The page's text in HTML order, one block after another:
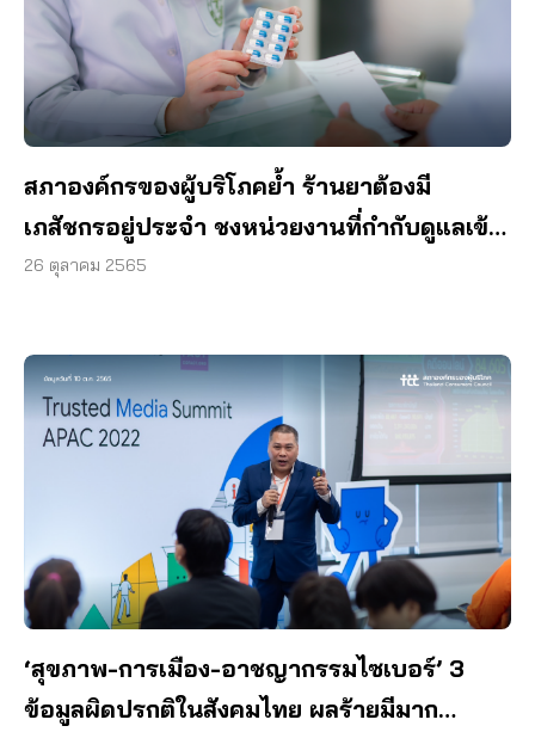
สภาองค์กรของผู้บริโภคย้ำ ร้านยาต้องมี
เภสัชกรอยู่ประจำ ชงหน่วยงานที่กำกับดูแลเข้ม
งวด
26 ตุลาคม 2565
‘สุขภาพ-การเมือง-อาชญากรรมไซเบอร์’ 3
ข้อมูลผิดปรกติในสังคมไทย ผลร้ายมีมาก